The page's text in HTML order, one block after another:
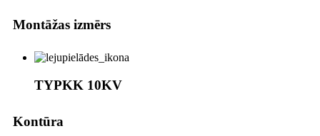
Montāžas izmērs
TYPKK 10KV
Kontūra